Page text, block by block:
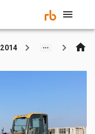
2014 John Deere 85G حفارة صغيرة